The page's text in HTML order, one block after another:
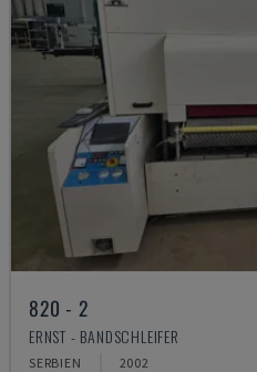
820 - 2
ERNST - BANDSCHLEIFER
SERBIEN 2002